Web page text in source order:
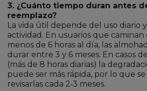
3. ¿Cuánto tiempo duran antes
reemplazo?
La vida útil depende del uso diario
actividad. En usuarios que caminan
menos de 6 horas al día, las
durar entre 3 y 6 meses. En casos
(más de 8 horas diarias) la
puede ser más rápida, por lo que
revisarlas cada 2‑3 meses.